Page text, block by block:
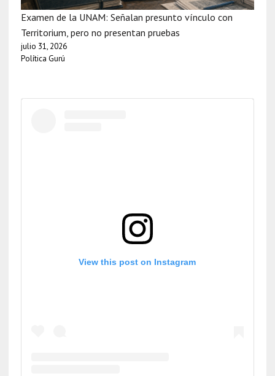
Examen de la UNAM: Señalan presunto vínculo con
Territorium, pero no presentan pruebas
julio 31, 2026
Política Gurú
View this post on Instagram